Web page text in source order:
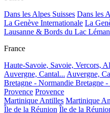
Dans les Alpes Suisses Dans les
La Genève Internationale La
Lausanne & Bords du Lac Léman
France
Haute-Savoie, Savoie, Vercors,
Auvergne, Cantal... Auvergne,
Bretagne - Normandie Bretagne
Provence Provence
Martinique Antilles Martinique
Île de la Réunion Île de la